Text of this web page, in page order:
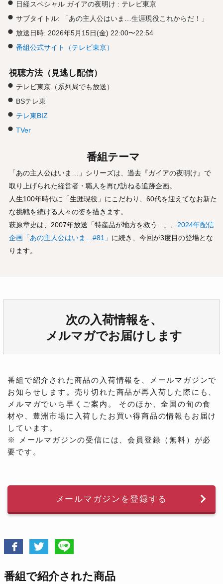
日経スペシャル ガイアの夜明け : テレビ東京
サブタイトル: 「あの主人公はいま…生涯現役これからだ！」
放送日時: 2026年5月15日(金) 22:00〜22:54
番組公式サイト（テレビ東京）
視聴方法（見逃し配信）
テレビ東京（系列局でも放送）
BSテレ東
テレ東BIZ
TVer
番組テーマ
「あの主人公はいま…」シリーズは、過去『ガイアの夜明け』で
取り上げられた経営者・職人を再び訪ねる追跡企画。
人生100年時代に「生涯現役」にこだわり、60代を迎えてなお新た
な挑戦を続ける人々の姿を描きます。
萩原章史は、2007年放送「特産品が地方を救う...」、 2024年配信
企画「あの主人公はいま…#81」 に続き、今回が3度目の登場とな
ります。
次の入荷情報を、
メルマガでお届けします
番組で紹介された商品の入荷情報を、メールマガジンで
お知らせします。売り切れた商品が再入荷した際にも、
メルマガでいち早くご案内。 そのほか、全国の旬の食
材や、豊洲市場に入荷したお買い得商品の情報もお届け
しています。
※ メールマガジンの受信には、会員登録（無料）が必
要です。
メールマガジンを登録する
番組で紹介された商品